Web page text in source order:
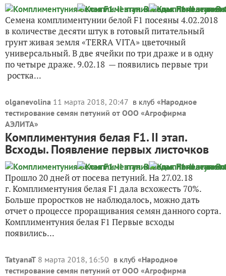
Семена комплиментунии белой F1 посеяны 4.02.2018
в количестве десяти штук в готовый питательный
грунт живая земля «TERRA VITA» цветочный
универсальный. В две ячейки по три драже и в одну
по четыре драже. 9.02.18 — появились первые три
ростка...
olganevolina 11 марта 2018, 20:47 в клуб «Народное
тестирование семян петуний от ООО «Агрофирма
АЭЛИТА»
Комплиментуния белая F1. II этап.
Всходы. Появление первых листочков
Прошло 20 дней от посева петуний. На 27.02.18
г. Комплиментуния белая F1 дала всхожесть 70%.
Больше проростков не наблюдалось, можно дать
отчет о процессе проращивания семян данного сорта.
Комплиментуния белая F1 Первые всходы
появились...
TatyanaT 8 марта 2018, 16:50 в клуб «Народное
тестирование семян петуний от ООО «Агрофирма